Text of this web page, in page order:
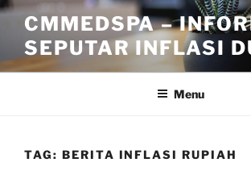
Skip
content
CMMEDSPA –
SEPUTAR INFLASI
Menu
TAG: BERITA INFLASI RUPIAH